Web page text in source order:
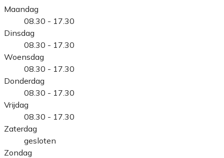
Maandag
08.30 - 17.30
Dinsdag
08.30 - 17.30
Woensdag
08.30 - 17.30
Donderdag
08.30 - 17.30
Vrijdag
08.30 - 17.30
Zaterdag
gesloten
Zondag